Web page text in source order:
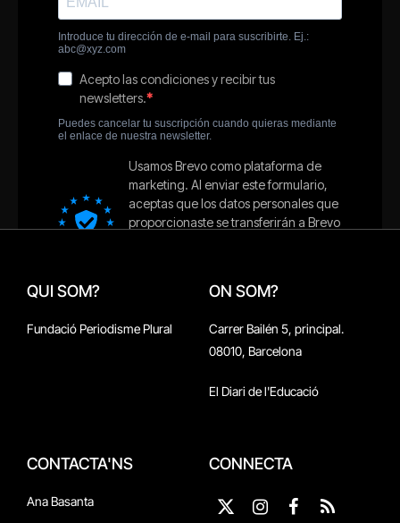
QUI SOM?
Fundació Periodisme Plural
ON SOM?
Carrer Bailén 5, principal.
08010, Barcelona
El Diari de l'Educació
CONTACTA'NS
Ana Basanta
CONNECTA
X
InstagramFacebook
RSS